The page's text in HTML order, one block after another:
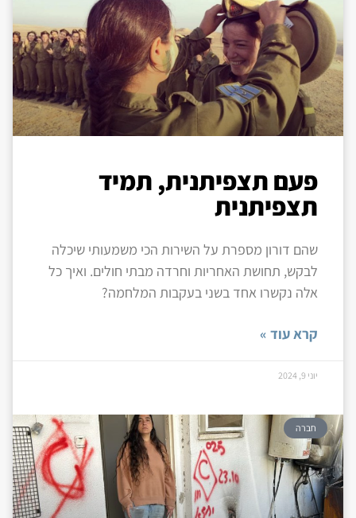
פעם תצפיתנית, תמיד
תצפיתנית
שהם דורון מספרת על השירות הכי משמעותי שיכלה
לבקש, תחושת האחריות וחרדה מבתי חולים. ואיך כל
אלה נקשרו אחד בשני בעקבות המלחמה?
קרא עוד »
יוני 9, 2024
חברה